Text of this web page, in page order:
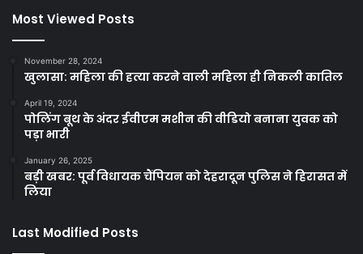
Most Viewed Posts
November 28, 2024
खुलासा: महिला की हत्या करने वाली महिला ही निकली कातिल
April 19, 2024
पोलिंग बूथ के अंदर ईवीएम मशीन की वीडियो बनाना युवक को
पड़ा भारी
January 26, 2025
बड़ी खबर: पूर्व विधायक चैंपियन को देहरादून पुलिस ने हिरासत में
लिया
Last Modified Posts